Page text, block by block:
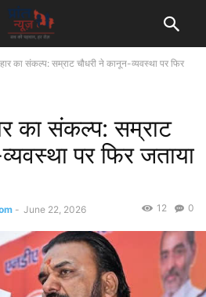
का संकल्प: सम्राट चौधरी ने कानून-व्यवस्था पर फिर
का संकल्प: सम्राट
पर फिर जताया
- June 22, 2026 0
12